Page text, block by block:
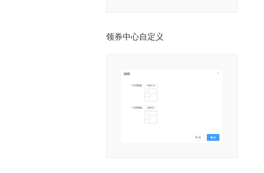
领券中心自定义